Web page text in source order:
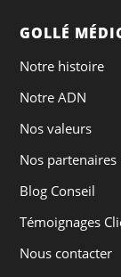
GOLLÉ
Notre histoire
Notre ADN
Nos valeurs
Nos partenaires
Blog Conseil
Témoignages
Nous contacter